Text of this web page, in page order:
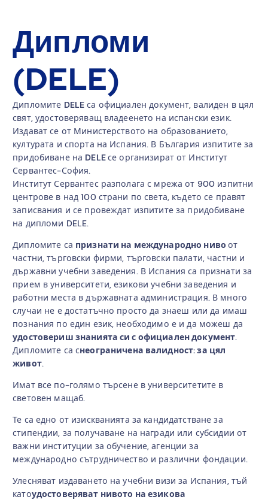
Дипломи
(DELE)
Дипломите DELE са официален документ, валиден в цял
свят, удостоверяващ владеенето на испански език.
Издават се от Министерството на образованието,
културата и спорта на Испания. В България изпитите за
придобиване на DELEсе организират от Институт
Сервантес-София.
Институт Сервантес разполага с мрежа от 900 изпитни
центрове в над 100 страни по света, където се правят
записвания и се провеждат изпитите за придобиване
на дипломи DELE.
Дипломите са признати на международно нивоот
частни, търговски фирми, търговски палати, частни и
държавни учебни заведения. В Испания са признати за
прием в университети, езикови учебни заведения и
работни места в държавната администрация. В много
случаи не е достатъчно просто да знаеш или да имаш
познания по един език, необходимо е и да можеш да
удостовериш знанията си с официален документ.
Дипломите са снеограничена валидност: за цял
живот.
Имат все по-голямо търсене в университетите в
световен мащаб.
Те са едно от изискванията за кандидатстване за
стипендии, за получаване на награди или субсидии от
важни институции за обучение, агенции за
международно сътрудничество и различни фондации.
Улесняват издаването на учебни визи за Испания, тъй
катоудостоверяват нивото на езикова